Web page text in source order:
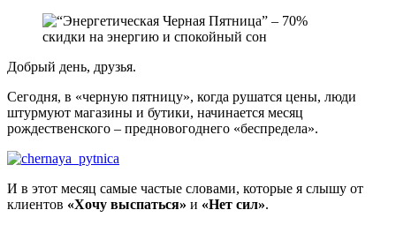
Добрый день, друзья.
Сегодня, в «черную пятницу», когда рушатся цены, люди
штурмуют магазины и бутики, начинается месяц
рождественского – предновогоднего «беспредела».
И в этот месяц самые частые словами, которые я слышу от
клиентов «Хочу выспаться» и «Нет сил».